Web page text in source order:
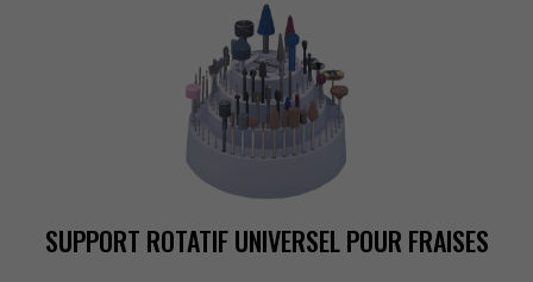
SUPPORTROTATIFUNIVERSELPOURFRAISES